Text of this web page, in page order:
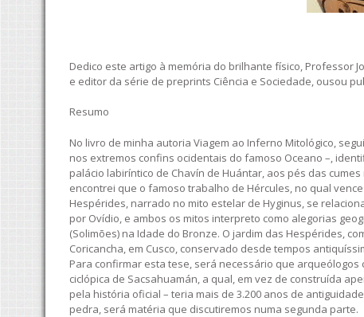
Dedico este artigo à memória do brilhante físico, Professor
e editor da série de preprints Ciência e Sociedade, ousou
Resumo
No livro de minha autoria Viagem ao Inferno Mitológico,
nos extremos confins ocidentais do famoso Oceano –,
palácio labiríntico de Chavín de Huántar, aos pés das
encontrei que o famoso trabalho de Hércules, no qual
Hespérides, narrado no mito estelar de Hyginus, se
por Ovídio, e ambos os mitos interpreto como alegorias
(Solimões) na Idade do Bronze. O jardim das Hespérides,
Coricancha, em Cusco, conservado desde tempos
Para confirmar esta tese, será necessário que
ciclópica de Sacsahuamán, a qual, em vez de construída
pela história oficial – teria mais de 3.200 anos de
pedra, será matéria que discutiremos numa segunda parte.